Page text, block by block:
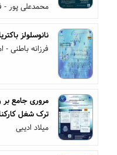
محمدعلی‌ پور -
نانوسلولز
فرزانه باطنی -
مروری جامع بر
ترک شغل
میلاد ادیبی